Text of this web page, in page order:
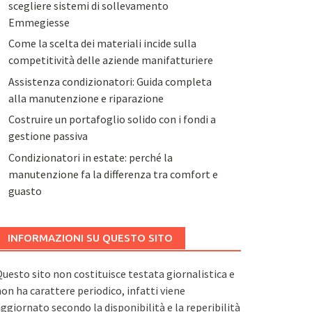
scegliere sistemi di sollevamento
Emmegiesse
Come la scelta dei materiali incide sulla
competitività delle aziende manifatturiere
Assistenza condizionatori: Guida completa
alla manutenzione e riparazione
Costruire un portafoglio solido con i fondi a
gestione passiva
Condizionatori in estate: perché la
manutenzione fa la differenza tra comfort e
guasto
INFORMAZIONI SU QUESTO SITO
sito non costituisce testata giornalistica e
ha carattere periodico, infatti viene
secondo la disponibilità e la reperibilità